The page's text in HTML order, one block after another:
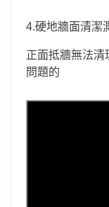
4.硬地牆面清潔
正面抵牆無法清
問題的